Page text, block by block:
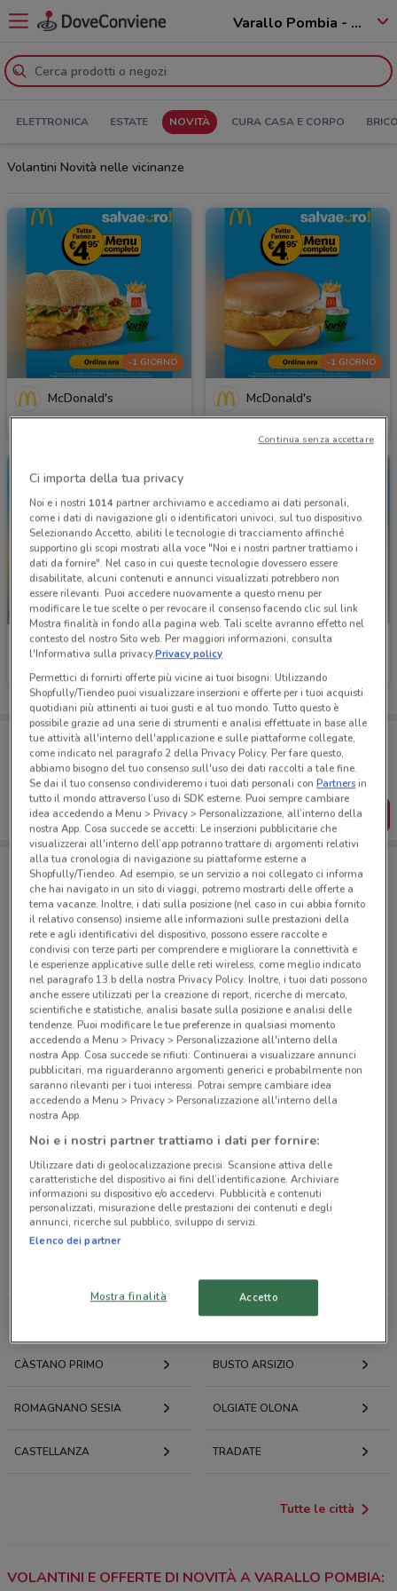
Varallo Pombia - 28040
ELETTRONICA ESTATE NOVITÀ CURA CASA E CORPO
Volantini Novità nelle vicinanze
-1 GIORNO
McDonald's
-1 GIORNO
McDonald's
-1 GIORNO
McDonald's
Scade domani 6.3 km
Ferrarelle
Scade il 16/08
Porta DoveConviene sempre con te!
Puoi trovare le migliori offerte dei negozi vicino a te,
salvarle e creare la tua lista del risparmio, comodamente
dal tuo cellulare.
SCARICA L’APP
Negozi di Novità a Varallo Pombia
LOACKER CAFFÈ BORBONE
Tutti i negozi
Volantini e offerte intorno a Varallo Pombia
VARALLO POMBIA
TICINO
SOMMA LOMBARDO SESTO CALENDE
DORMELLETTO
GALLARATE
DAVERIO
CÀSTANO PRIMO BUSTO ARSIZIO
ROMAGNANO SESIA OLGIATE OLONA
CASTELLANZA TRADATE
Tutte le città
VOLANTINI E OFFERTE DI NOVITÀ A VARALLO POMBIA:
Ci importa della tua privacy
Noi e i nostri 1014partner archiviamo e accediamo ai dati personali,
come i dati di navigazione gli o identificatori univoci, sul tuo dispositivo.
Selezionando Accetto, abiliti le tecnologie di tracciamento affinché
supportino gli scopi mostrati alla voce "Noi e i nostri partner trattiamo i
dati da fornire". Nel caso in cui queste tecnologie dovessero essere
disabilitate, alcuni contenuti e annunci visualizzati potrebbero non
essere rilevanti. Puoi accedere nuovamente a questo menu per
modificare le tue scelte o per revocare il consenso facendo clic sul link
Mostra finalità in fondo alla pagina web. Tali scelte avranno effetto nel
contesto del nostro Sito web. Per maggiori informazioni, consulta
l'Informativa sulla privacy.Privacy policy
Permettici di fornirti offerte più vicine ai tuoi bisogni: Utilizzando
Shopfully/Tiendeo puoi visualizzare inserzioni e offerte per i tuoi acquisti
quotidiani più attinenti ai tuoi gusti e al tuo mondo. Tutto questo è
possibile grazie ad una serie di strumenti e analisi effettuate in base alle
tue attività all'interno dell'applicazione e sulle piattaforme collegate,
come indicato nel paragrafo 2 della Privacy Policy. Per fare questo,
abbiamo bisogno del tuo consenso sull'uso dei dati raccolti a tale fine.
Se dai il tuo consenso condivideremo i tuoi dati personali conPartnersin
tutto il mondo attraverso l’uso di SDK esterne. Puoi sempre cambiare
idea accedendo a Menu > Privacy > Personalizzazione, all’interno della
nostra App. Cosa succede se accetti: Le inserzioni pubblicitarie che
visualizzerai all'interno dell’app potranno trattare di argomenti relativi
alla tua cronologia di navigazione su piattaforme esterne a
Shopfully/Tiendeo. Ad esempio, se un servizio a noi collegato ci informa
che hai navigato in un sito di viaggi, potremo mostrarti delle offerte a
tema vacanze. Inoltre, i dati sulla posizione (nel caso in cui abbia fornito
il relativo consenso) insieme alle informazioni sulle prestazioni della
rete e agli identificativi del dispositivo, possono essere raccolte e
condivisi con terze parti per comprendere e migliorare la connettività e
le esperienze applicative sulle delle reti wireless, come meglio indicato
nel paragrafo 13.b della nostra Privacy Policy. Inoltre, i tuoi dati possono
anche essere utilizzati per la creazione di report, ricerche di mercato,
scientifiche e statistiche, analisi basate sulla posizione e analisi delle
tendenze. Puoi modificare le tue preferenze in qualsiasi momento
accedendo a Menu > Privacy > Personalizzazione all'interno della
nostra App. Cosa succede se rifiuti: Continuerai a visualizzare annunci
pubblicitari, ma riguarderanno argomenti generici e probabilmente non
saranno rilevanti per i tuoi interessi. Potrai sempre cambiare idea
accedendo a Menu > Privacy > Personalizzazione all'interno della
nostra App.
Noi e i nostri partner trattiamo i dati per fornire:
Utilizzare dati di geolocalizzazione precisi. Scansione attiva delle
caratteristiche del dispositivo ai fini dell’identificazione. Archiviare
informazioni su dispositivo e/o accedervi. Pubblicità e contenuti
personalizzati, misurazione delle prestazioni dei contenuti e degli
annunci, ricerche sul pubblico, sviluppo di servizi.
Elenco dei partner
Mostra finalità Accetto
Continua senza accettare